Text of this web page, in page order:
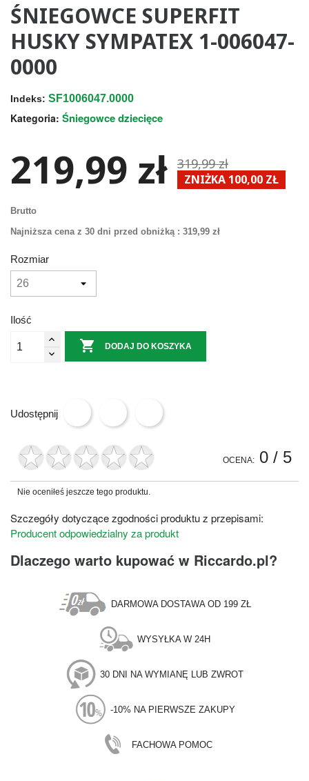
ŚNIEGOWCE SUPERFIT
HUSKY SYMPATEX 1-006047-
0000
Indeks: SF1006047.0000
Kategoria: Śniegowce dziecięce
219,99 zł 319,99 zł
ZNIŻKA 100,00 ZŁ
Brutto
Najniższa cena z 30 dni przed obniżką : 319,99 zł
Rozmiar
Ilość
 DODAJ DO KOSZYKA
Udostępnij
OCENA: 0 / 5
Nie oceniłeś jeszcze tego produktu.
Szczegóły dotyczące zgodności produktu z przepisami:
Producent odpowiedzialny za produkt
Dlaczego warto kupować w Riccardo.pl?
DARMOWA DOSTAWA OD 199 ZŁ
WYSYŁKA W 24H
30 DNI NA WYMIANĘ LUB ZWROT
-10% NA PIERWSZE ZAKUPY
FACHOWA POMOC